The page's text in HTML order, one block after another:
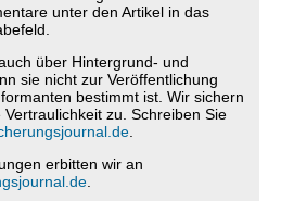
unter den Artikel in das
über Hintergrund- und
sie nicht zur Veröffentlichung
bestimmt ist. Wir sichern
zu. Schreiben Sie
erbitten wir an